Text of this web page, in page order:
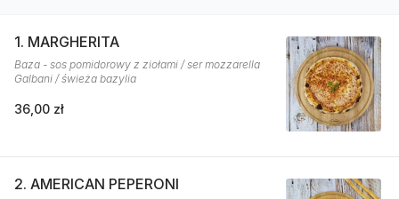
1. MARGHERITA
Baza - sos pomidorowy z ziołami / ser mozzarella
Galbani / świeża bazylia
36,00 zł
2. AMERICAN PEPERONI